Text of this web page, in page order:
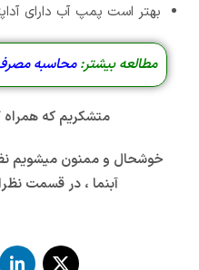
بهتر است پمپ آب دارای
مطالعه بیشتر: محاسبه
متشکریم که همراه
خوشحال و ممنون میشویم
آبنما ، در قسمت